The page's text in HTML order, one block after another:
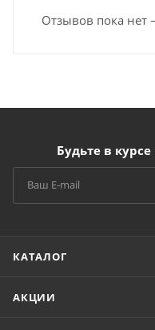
Отзывов пока
Будьте в
КАТАЛОГ
АКЦИИ